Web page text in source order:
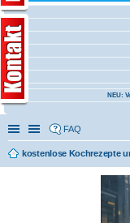
NEU:
Schnellzugriff
Linkliste
FAQ
kostenlose Kochrezepte